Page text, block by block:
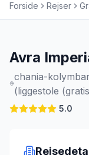
Forside Rejser
Avra
chania-
(liggestole
5.0